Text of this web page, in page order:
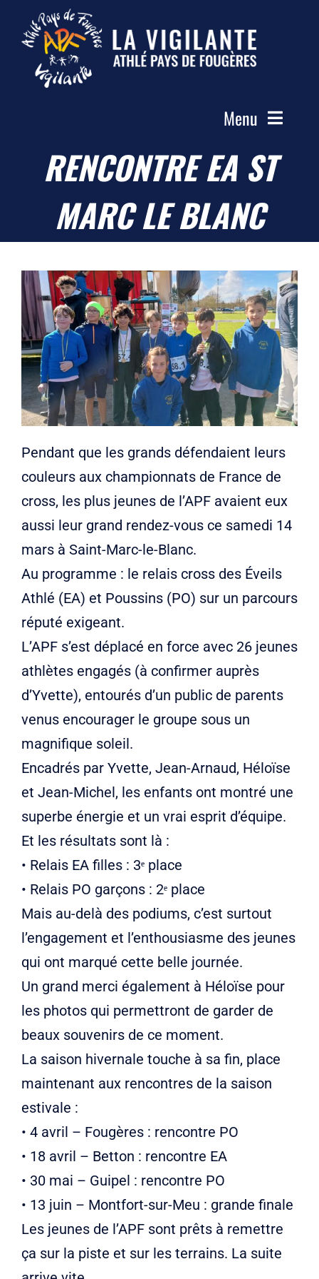
Passer
contenu
Menu
Accueil
Le Club
Actualités
Les Groupes
Compétitions
Photos
Liens
Contact
RENCONTRE EA ST
MARC LE BLANC
Pendant que les grands défendaient leurs
couleurs aux championnats de France de
cross, les plus jeunes de l’APF avaient eux
aussi leur grand rendez-vous ce samedi 14
mars à Saint-Marc-le-Blanc.
Au programme : le relais cross des Éveils
Athlé (EA) et Poussins (PO) sur un parcours
réputé exigeant.
L’APF s’est déplacé en force avec 26 jeunes
athlètes engagés (à confirmer auprès
d’Yvette), entourés d’un public de parents
venus encourager le groupe sous un
magnifique soleil.
Encadrés par Yvette, Jean-Arnaud, Héloïse
et Jean-Michel, les enfants ont montré une
superbe énergie et un vrai esprit d’équipe.
Et les résultats sont là :
• Relais EA filles : 3ᵉ place
• Relais PO garçons : 2ᵉ place
Mais au-delà des podiums, c’est surtout
l’engagement et l’enthousiasme des jeunes
qui ont marqué cette belle journée.
Un grand merci également à Héloïse pour
les photos qui permettront de garder de
beaux souvenirs de ce moment.
La saison hivernale touche à sa fin, place
maintenant aux rencontres de la saison
estivale :
• 4 avril – Fougères : rencontre PO
• 18 avril – Betton : rencontre EA
• 30 mai – Guipel : rencontre PO
• 13 juin – Montfort-sur-Meu : grande finale
Les jeunes de l’APF sont prêts à remettre
ça sur la piste et sur les terrains. La suite